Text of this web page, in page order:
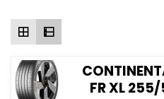
FR XL